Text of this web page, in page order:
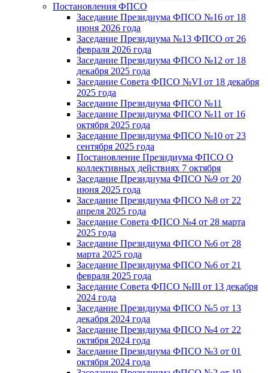
Постановления ФПСО
Заседание Президиума ФПСО №16 от 18
июня 2026 года
Заседание Президиума №13 ФПСО от 26
февраля 2026 года
Заседание Президиума ФПСО №12 от 18
декабря 2025 года
Заседание Совета ФПСО №VI от 18 декабря
2025 года
Заседание Президиума ФПСО №11
Заседание Президиума ФПСО №11 от 16
октября 2025 года
Заседание Президиума ФПСО №10 от 23
сентября 2025 года
Постановление Президиума ФПСО О
коллективных действиях 7 октября
Заседание Президиума ФПСО №9 от 20
июня 2025 года
Заседание Президиума ФПСО №8 от 22
апреля 2025 года
Заседание Совета ФПСО №4 от 28 марта
2025 года
Заседание Президиума ФПСО №6 от 28
марта 2025 года
Заседание Президиума ФПСО №6 от 21
февраля 2025 года
Заседание Совета ФПСО №III от 13 декабря
2024 года
Заседание Президиума ФПСО №5 от 13
декабря 2024 года
Заседание Президиума ФПСО №4 от 22
октября 2024 года
Заседание Президиума ФПСО №3 от 01
октября 2024 года